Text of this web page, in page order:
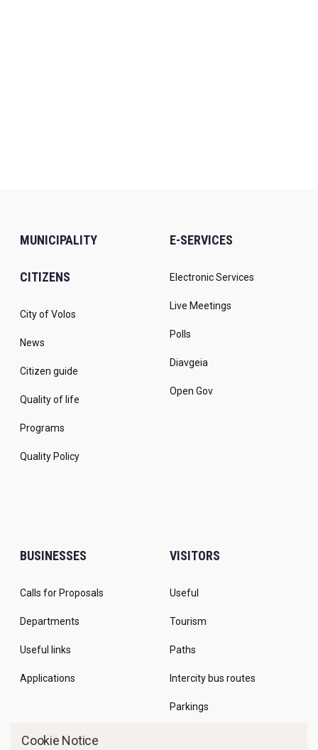
MUNICIPALITY
CITIZENS
City of Volos
News
Citizen guide
Quality of life
Programs
Quality Policy
E-SERVICES
Electronic Services
Live Meetings
Polls
Diavgeia
Open Gov
BUSINESSES
Calls for Proposals
Departments
Useful links
Applications
VISITORS
Useful
Tourism
Paths
Intercity bus routes
Parkings
Cookie Notice